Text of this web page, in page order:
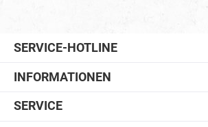
SERVICE-HOTLINE
INFORMATIONEN
SERVICE